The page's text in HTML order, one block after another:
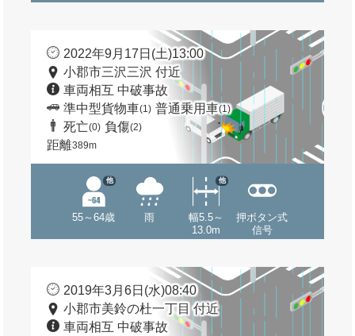
2022年9月17日(土)13:00
小郡市三沢三沢 付近
車両相互 中破事故
準中型貨物車(1) 普通乗用車(1)
死亡(0) 負傷(2)
距離389m
55～64歳
他
雨
幅5.5～
13.0m
他
押ボタン式
信号
2019年3月6日(水)08:40
小郡市美鈴の杜一丁目 付近
車両相互 中破事故